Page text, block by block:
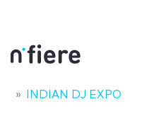
INDIAN DJ EXPO